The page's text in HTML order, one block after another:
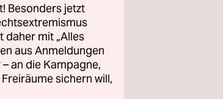
Besonders jetzt
daher mit „Alles
aus Anmeldungen
an die Kampagne,
sichern will,